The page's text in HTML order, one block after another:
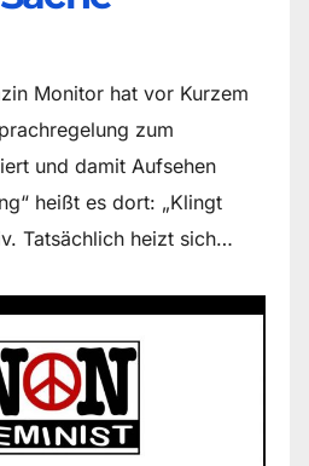
Monitor hat vor Kurzem
zum
und damit Aufsehen
heißt es dort: „Klingt
Tatsächlich heizt sich…